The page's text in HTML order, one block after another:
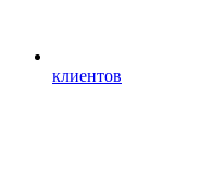
клиентов